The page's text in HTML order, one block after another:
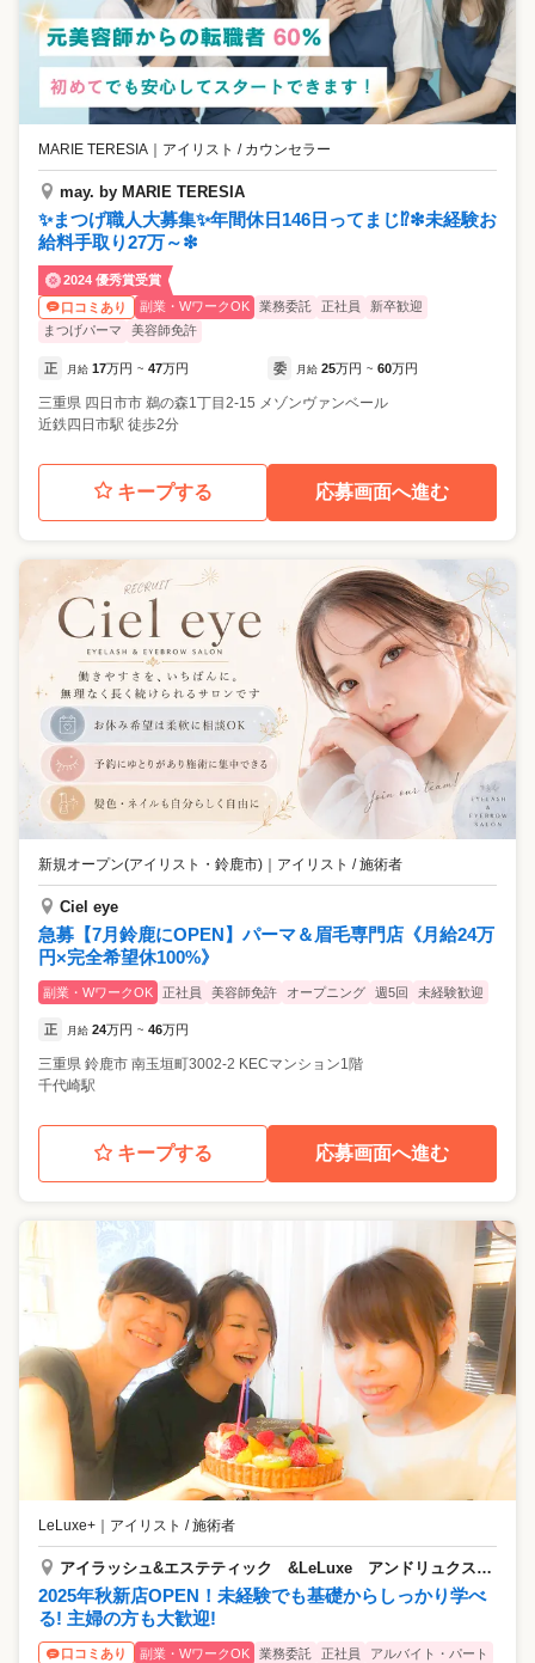
MARIE TERESIA ｜ アイリスト / カウンセラー
may. by MARIE TERESIA
✨まつげ職人大募集✨年間休日146日ってまじ⁉️❇未経験お
給料手取り27万～❇
2024 優秀賞受賞
口コミあり
副業・WワークOK 業務委託 正社員
新卒歓迎
まつげパーマ
美容師免許
正 月給 17万円 ~ 47万円 委 月給 25万円 ~ 60万円
三重県 四日市市 鵜の森1丁目2-15 メゾンヴァンベール
近鉄四日市駅 徒歩2分
キープする 応募画面へ進む
新規オープン(アイリスト・鈴鹿市) アイリスト / 施術者
Ciel eye
急募【7月鈴鹿にOPEN】パーマ＆眉毛専門店《月給24万
円×完全希望休100%》
副業・WワークOK 正社員 美容師免許 オープニング 週5回 未経験歓迎
正 月給 24万円 ~ 46万円
三重県 鈴鹿市 南玉垣町3002-2 KECマンション1階
千代崎駅
キープする 応募画面へ進む
LeLuxe+ アイリスト / 施術者
アイラッシュ&エステティック &LeLuxe アンドリュクス 桑名店
2025年秋新店OPEN！未経験でも基礎からしっかり学べ
る! 主婦の方も大歓迎!
口コミあり 副業・WワークOK 業務委託 正社員
アルバイト・パート